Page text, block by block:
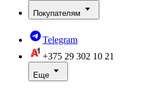
Покупателям
Telegram
+375 29 302 10 21
Еще